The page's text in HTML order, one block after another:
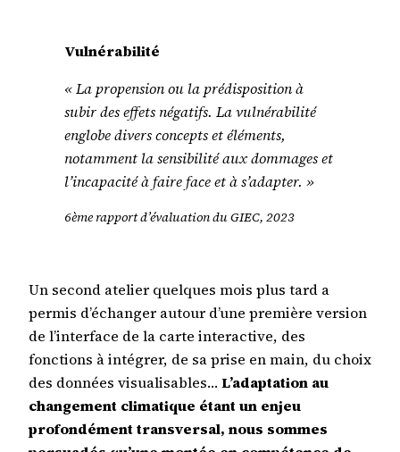
Vulnérabilité
« La propension ou la prédisposition à
subir des effets négatifs. La vulnérabilité
englobe divers concepts et éléments,
notamment la sensibilité aux dommages et
l’incapacité à faire face et à s’adapter. »
6ème rapport d’évaluation du GIEC, 2023
Un second atelier quelques mois plus tard a
permis d’échanger autour d’une première version
de l’interface de la carte interactive, des
fonctions à intégrer, de sa prise en main, du choix
des données visualisables… L’adaptation au
changement climatique étant un enjeu
profondément transversal, nous sommes